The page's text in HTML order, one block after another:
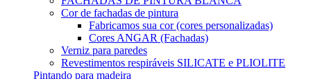
Cor de fachadas de pintura
Fabricamos sua cor (cores personalizadas)
Cores ANGAR (Fachadas)
Verniz para paredes
Revestimentos respiráveis ​​SILICATE e PLIOLITE
Pintando para madeira